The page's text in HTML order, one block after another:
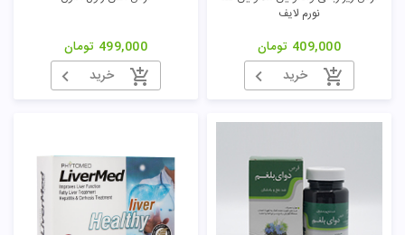
نورم لایف
409,000 تومان
خرید
499,000 تومان
خرید